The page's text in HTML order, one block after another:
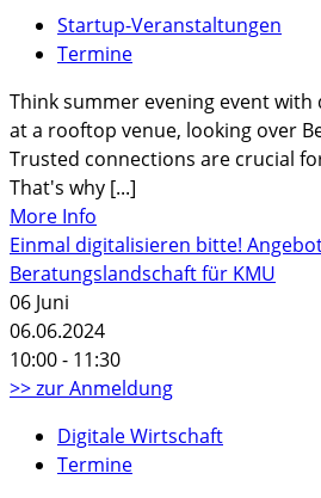
Startup-Veranstaltungen
Termine
Think summer evening event
at a rooftop venue, looking over
Trusted connections are crucial
That's why [...]
More Info
Einmal digitalisieren bitte!
Beratungslandschaft für KMU
06 Juni
06.06.2024
10:00 - 11:30
>> zur Anmeldung
Digitale Wirtschaft
Termine